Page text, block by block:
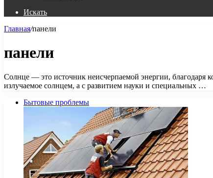
Искать
Главная/панели
панели
Солнце — это источник неисчерпаемой энергии, благодаря
излучаемое солнцем, а с развитием науки и специальных …
Бытовые проблемы